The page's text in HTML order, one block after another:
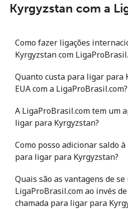
Celular ⁦51.9c⁩
Kyrgyzstan com a
Como fazer ligações
Kyrgyzstan com
Quanto custa para ligar para
EUA com a LigaProBrasil.com?
A LigaProBrasil.com tem um
ligar para Kyrgyzstan?
Como posso adicionar saldo
para ligar para Kyrgyzstan?
Quais são as vantagens de se
LigaProBrasil.com ao invés
chamada para ligar para